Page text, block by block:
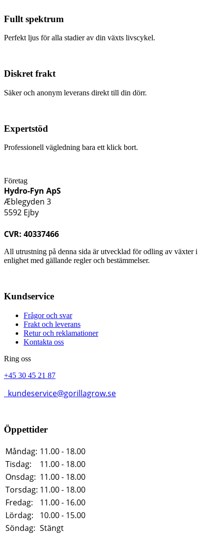
Fullt spektrum
Perfekt ljus för alla stadier av din växts livscykel.
Diskret frakt
Säker och anonym leverans direkt till din dörr.
Expertstöd
Professionell vägledning bara ett klick bort.
Företag
Hydro-Fyn ApS
Æblegyden 3
5592 Ejby
CVR: 40337466
All utrustning på denna sida är utvecklad för odling av växter i
enlighet med gällande regler och bestämmelser.
Kundservice
Frågor och svar
Frakt och leverans
Retur och reklamationer
Kontakta oss
Ring oss
+45 30 45 21 87
kundeservice@gorillagrow.se
Öppettider
Måndag: 11.00 - 18.00
Tisdag:
11.00 - 18.00
Onsdag: 11.00 - 18.00
Torsdag: 11.00 - 18.00
Fredag:
11.00 - 16.00
Lördag:
10.00 - 15.00
Söndag: Stängt